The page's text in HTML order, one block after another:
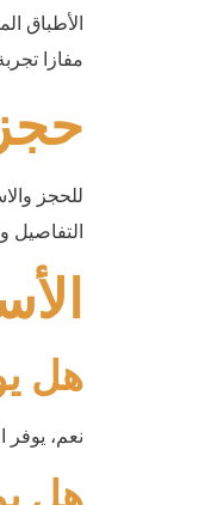
الأطباق
مفازا
للحجز
التفاصيل
هل
نعم، يوفر
هل